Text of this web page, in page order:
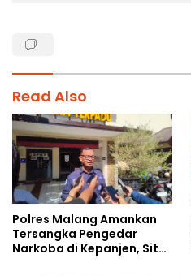
Read Also
Polres Malang Amankan
Tersangka Pengedar
Narkoba di Kepanjen, Sita